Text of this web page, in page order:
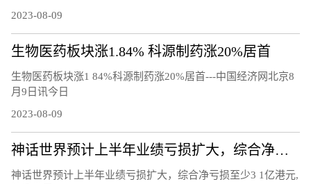
2023-08-09
生物医药板块涨1.84% 科源制药涨20%居首
生物医药板块涨1 84%科源制药涨20%居首---中国经济网北京8
月9日讯今日
2023-08-09
神话世界预计上半年业绩亏损扩大，综合净亏损至少3.1亿港元
神话世界预计上半年业绩亏损扩大，综合净亏损至少3 1亿港元,